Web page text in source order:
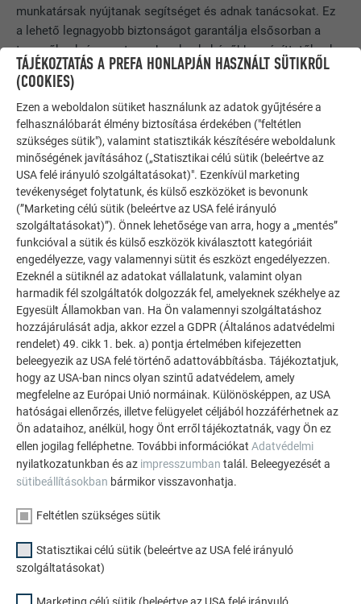
munkatársak nyújtanak segítséget és adnak tanácsokat. Ez
a lehető legnagyobb biztonságot garantálja elsősorban a
tervezőknek és mesterembereknek, később az építtetőknek
és felújítóknak. Nem alaptalanul tudunk tartós termékeinkre
egyedülálló 40 év garanciát adni.
PREFA tető- és homlokzati konfigurátor
Tervezze meg (álmai) házát a PREFA online konfigurátorral.
Válasszon számos terméket és színt a tető és homlokzat
kialakításához.
INSPIRÁLÓDJON MOST!
TÁJÉKOZTATÁS A PREFA HONLAPJÁN HASZNÁLT SÜTIKRŐL
(COOKIES)
Ezen a weboldalon sütiket használunk az adatok gyűjtésére a
felhasználóbarát élmény biztosítása érdekében ("feltétlen
szükséges sütik"), valamint statisztikák készítésére weboldalunk
minőségének javításához („Statisztikai célú sütik (beleértve az
USA felé irányuló szolgáltatásokat)". Ezenkívül marketing
tevékenységet folytatunk, és külső eszközöket is bevonunk
(”Marketing célú sütik (beleértve az USA felé irányuló
szolgáltatásokat)”). Önnek lehetősége van arra, hogy a „mentés”
funkcióval a sütik és külső eszközök kiválasztott kategóriáit
engedélyezze, vagy valamennyi sütit és eszközt engedélyezzen.
Ezeknél a sütiknél az adatokat vállalatunk, valamint olyan
harmadik fél szolgáltatók dolgozzák fel, amelyeknek székhelye az
Egyesült Államokban van. Ha Ön valamennyi szolgáltatáshoz
hozzájárulását adja, akkor ezzel a GDPR (Általános adatvédelmi
rendelet) 49. cikk 1. bek. a) pontja értelmében kifejezetten
beleegyezik az USA felé történő adattovábbításba. Tájékoztatjuk,
hogy az USA-ban nincs olyan szintű adatvédelem, amely
megfelelne az Európai Unió normáinak. Különösképpen, az USA
hatóságai ellenőrzés, illetve felügyelet céljából hozzáférhetnek az
Ön adataihoz, anélkül, hogy Önt erről tájékoztatnák, vagy Ön ez
ellen jogilag felléphetne. További információkat Adatvédelmi
nyilatkozatunkban és az impresszumban talál. Beleegyezését a
sütibeállításokban bármikor visszavonhatja.
Feltétlen szükséges sütik
Statisztikai célú sütik (beleértve az USA felé irányuló
szolgáltatásokat)